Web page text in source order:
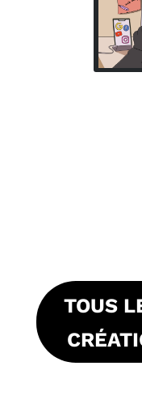
TOUS